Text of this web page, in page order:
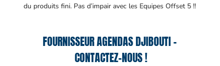
du produits fini. Pas d’impair avec les Equipes Offset 5 !!
FOURNISSEUR AGENDAS DJIBOUTI –
CONTACTEZ-NOUS !